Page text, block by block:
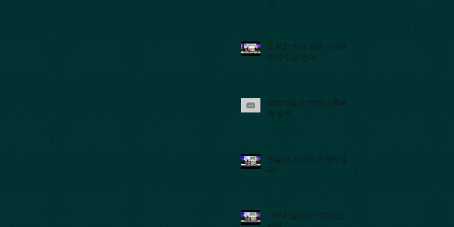
모르고 악을 행한 바울에
게 주어진 은혜
어리석음을 벗어나 축복
의 길로
진실이 거짓에 뒤집어 질
때
기억하심으로 이루시는